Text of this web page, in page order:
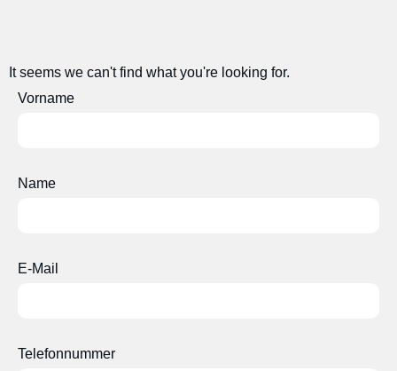
It seems we can't find what you're looking for.
Vorname
Name
E-Mail
Telefonnummer